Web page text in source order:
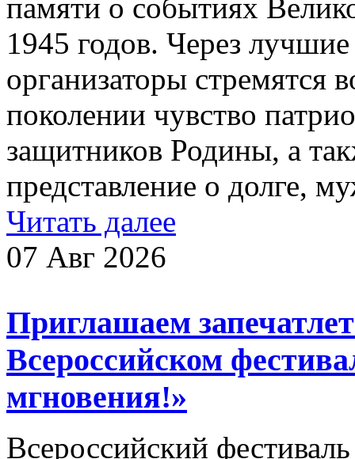
памяти о событиях
1945 годов. Через
организаторы стремятся
поколении чувство
защитников Родины, а
представление о долге,
Читать далее
07 Авг 2026
Приглашаем
Всероссийском
мгновения!»
Всероссийский